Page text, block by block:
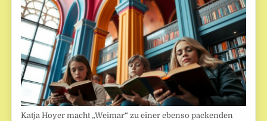
Katja Hoyer macht „Weimar“ zu einer ebenso packenden